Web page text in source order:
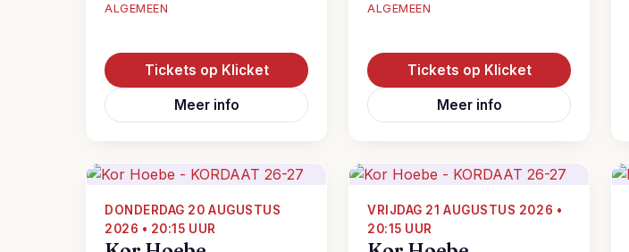
ALGEMEEN
Tickets op Klicket
Meer info
ALGEMEEN
Tickets op Klicket
Meer info
DONDERDAG 20 AUGUSTUS
2026 • 20:15 UUR
VRIJDAG 21 AUGUSTUS 2026 •
20:15 UUR